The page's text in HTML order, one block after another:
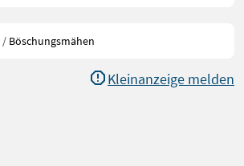
/ Böschungsmähen
Kleinanzeige melden